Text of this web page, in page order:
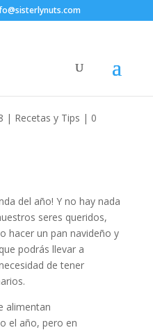
Sisterly
| Recetas y Tips | 0
del año! Y no hay nada
seres queridos,
hacer un pan navideño y
podrás llevar a
de tener
alimentan
el año, pero en